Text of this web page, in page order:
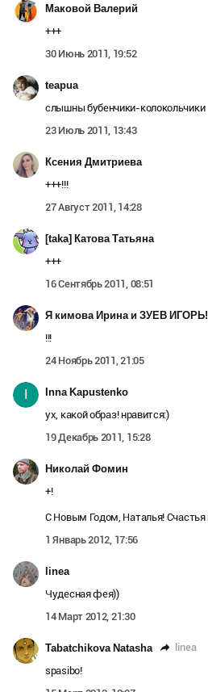
Маковой Валерий
+++
30 Июнь 2011, 19:52
teapua
слышны бубенчики-колокольчики
23 Июль 2011, 13:43
Ксения Дмитриева
+++!!!
27 Август 2011, 14:28
[taka] Катова Татьяна
+++
16 Сентябрь 2011, 08:51
Я кимова Ирина и ЗУЕВ
!!!
24 Ноябрь 2011, 21:05
I Inna Kapustenko
ух, какой образ! нравится:)
19 Декабрь 2011, 15:28
Николай Фомин
+!
С Новым Годом, Наталья! Счастья
1 Январь 2012, 17:56
linea
Чудесная фея))
14 Март 2012, 21:30
Tabatchikova Natasha linea
spasibo!